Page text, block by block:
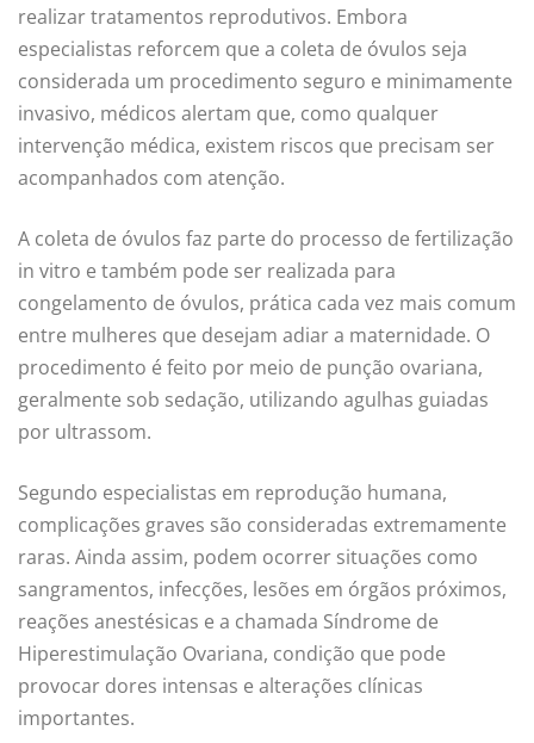
realizar tratamentos reprodutivos. Embora
especialistas reforcem que a coleta de óvulos seja
considerada um procedimento seguro e minimamente
invasivo, médicos alertam que, como qualquer
intervenção médica, existem riscos que precisam ser
acompanhados com atenção.
A coleta de óvulos faz parte do processo de fertilização
in vitro e também pode ser realizada para
congelamento de óvulos, prática cada vez mais comum
entre mulheres que desejam adiar a maternidade. O
procedimento é feito por meio de punção ovariana,
geralmente sob sedação, utilizando agulhas guiadas
por ultrassom.
Segundo especialistas em reprodução humana,
complicações graves são consideradas extremamente
raras. Ainda assim, podem ocorrer situações como
sangramentos, infecções, lesões em órgãos próximos,
reações anestésicas e a chamada Síndrome de
Hiperestimulação Ovariana, condição que pode
provocar dores intensas e alterações clínicas
importantes.